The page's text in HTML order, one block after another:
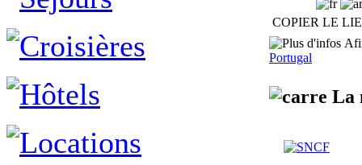
COPIER LE
Portugal
La